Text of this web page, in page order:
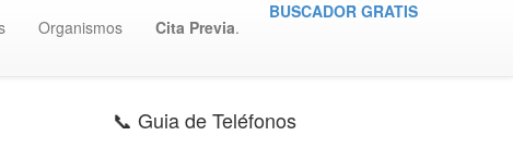
Organismos Cita Previa.
BUSCADOR GRATIS
📞 Guia de Teléfonos